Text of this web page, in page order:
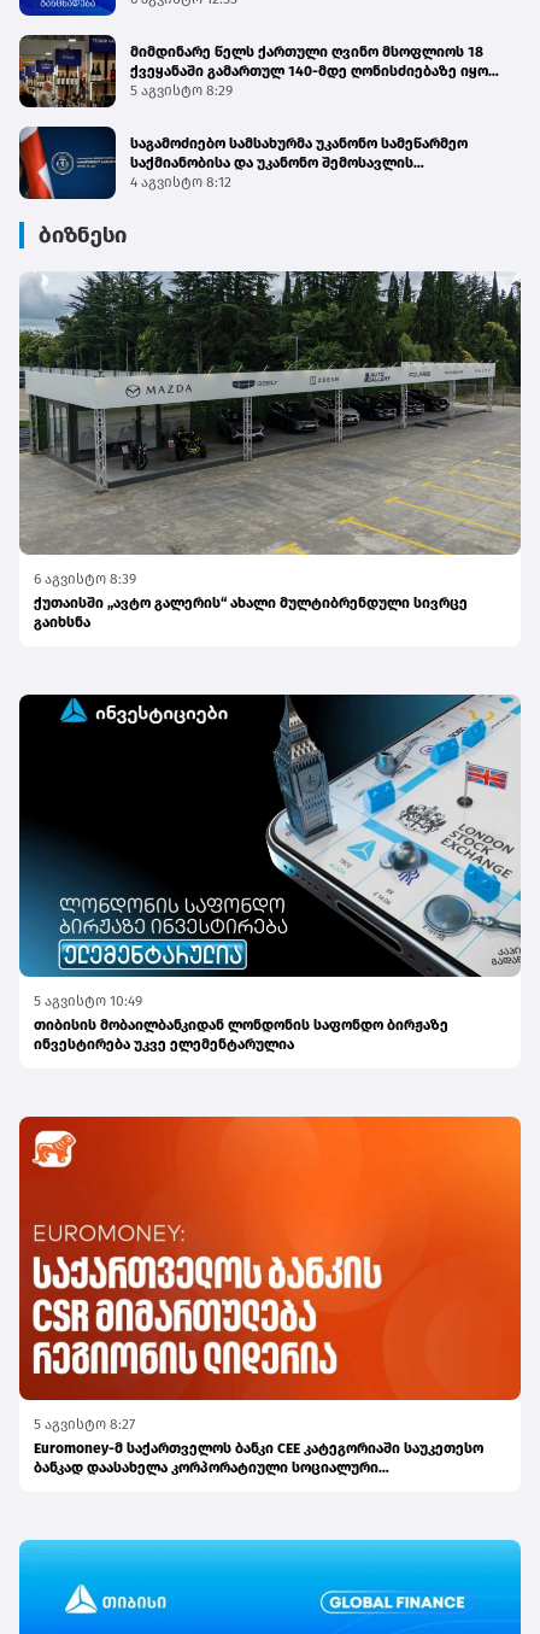
მიმდინარე წელს ქართული ღვინო მსოფლიოს 18
ქვეყანაში გამართულ 140-მდე ღონისძიებაზე იყო
წარმოდგენილი
5 აგვისტო 8:29
საგამოძიებო სამსახურმა უკანონო სამეწარმეო
საქმიანობისა და უკანონო შემოსავლის
ლეგალიზაციის ფაქტებზე 4 პირი დააკავა
4 აგვისტო 8:12
ბიზნესი
6 აგვისტო 8:39
ქუთაისში „ავტო გალერის“ ახალი მულტიბრენდული სივრცე
გაიხსნა
5 აგვისტო 10:49
თიბისის მობაილბანკიდან ლონდონის საფონდო ბირჟაზე
ინვესტირება უკვე ელემენტარულია
5 აგვისტო 8:27
Euromoney-მ საქართველოს ბანკი CEE კატეგორიაში საუკეთესო
ბანკად დაასახელა კორპორატიული სოციალური